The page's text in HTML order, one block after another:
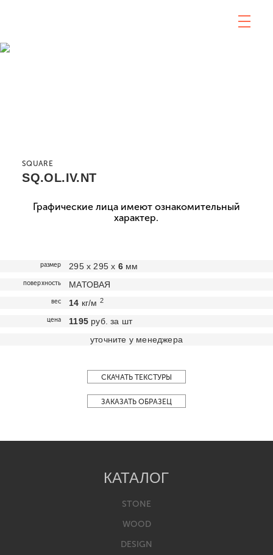
SQUARE
SQ.OL.IV.NT
Графические лица имеют ознакомительный
характер.
размер 295 х 295 х 6мм
поверхность МАТОВАЯ
вес 14 кг/м 2
цена 1195 руб. за шт
уточните у менеджера
СКАЧАТЬ ТЕКСТУРЫ
ЗАКАЗАТЬ ОБРАЗЕЦ
КАТАЛОГ
STONE
WOOD
DESIGN